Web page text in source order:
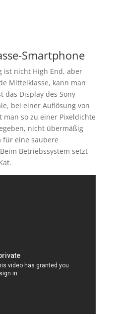
Smartphone
ist nicht High End, aber
Mittelklasse, kann man
das Display des Sony
bei einer Auflösung von
man so zu einer Pixeldichte
nicht übermäßig
für eine saubere
Betriebssystem setzt